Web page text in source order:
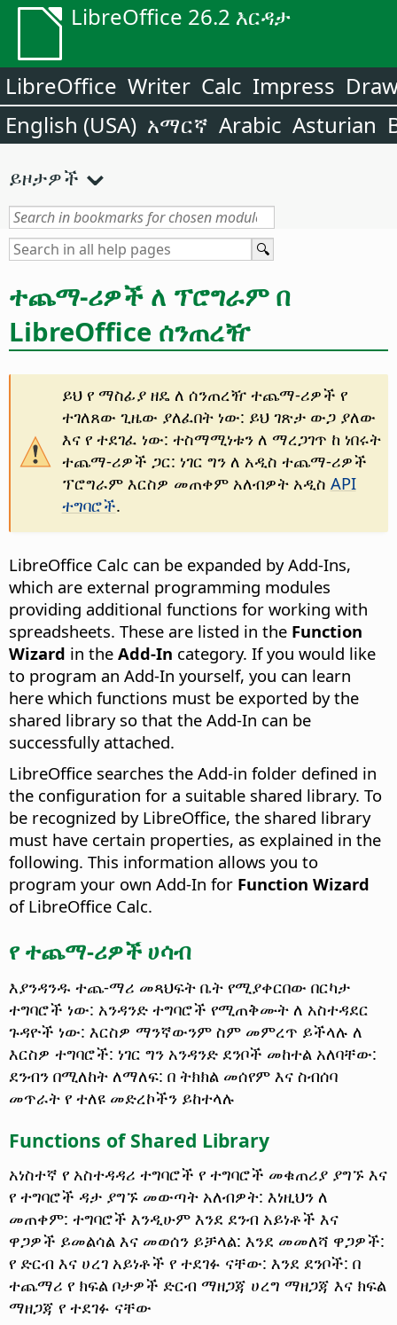
LibreOffice 26.2 እርዳታ
LibreOffice Writer Calc Impress
English (USA) አማርኛ Arabic Asturian
ይዞታዎች
ተጨማ-ሪዎች ለ ፕሮግራም በ
LibreOffice ሰንጠረዥ
ይህ የ ማስፊያ ዘዴ ለ ሰንጠረዥ ተጨማ-ሪዎች የ
ተገለጸው ጊዜው ያለፈበት ነው: ይህ ገጽታ ውጋ ያለው
እና የ ተደገፈ ነው: ተስማሚነቱን ለ ማረጋገጥ ከ ነበሩት
ተጨማ-ሪዎች ጋር: ነገር ግን ለ አዲስ ተጨማ-ሪዎች
ፕሮግራም እርስዎ መጠቀም አለብዎት አዲስ API
ተግባሮች.
LibreOffice Calc can be expanded by Add-Ins,
which are external programming modules
providing additional functions for working with
spreadsheets. These are listed in the Function
Wizard in the Add-In category. If you would like
to program an Add-In yourself, you can learn
here which functions must be exported by the
shared libraryso that the Add-In can be
successfully attached.
LibreOffice searches the Add-in folder defined in
the configuration for a suitable shared library. To
be recognized by LibreOffice, the shared library
must have certain properties, as explained in the
following. This information allows you to
program your own Add-In for Function Wizard
of LibreOffice Calc.
የ ተጨማ-ሪዎች ሀሳብ
እያንዳንዱ ተጨ-ማሪ መጻህፍት ቤት የሚያቀርበው በርካታ
ተግባሮች ነው: አንዳንድ ተግባሮች የሚጠቅሙት ለ አስተዳደር
ጉዳዮች ነው: እርስዎ ማንኛውንም ስም መምረጥ ይችላሉ ለ
እርስዎ ተግባሮች: ነገር ግን አንዳንድ ደንቦች መከተል አለባቸው:
ደንብን በሚለከት ለማለፍ: በ ትክክል መሰየም እና ስብሰባ
መጥራት የ ተለዩ መድረኮችን ይከተላሉ
Functions of Shared Library
አነስተኛ የ አስተዳዳሪ ተግባሮች የ ተግባሮች መቁጠሪያ ያግኙ እና
የ ተግባሮች ዳታ ያግኙ መውጣት አለብዎት: እነዚህን ለ
መጠቀም: ተግባሮች እንዲሁም እንደ ደንብ አይነቶች እና
ዋጋዎች ይመልሳል እና መወሰን ይቻላል: እንደ መመለሻ ዋጋዎች:
የ ድርብ እና ሀረገ አይነቶች የ ተደገፉ ናቸው: እንደ ደንቦች: በ
ተጨማሪ የ ክፍል ቦታዎች ድርብ ማዘጋጃ ሀረግ ማዘጋጃ እና ክፍል
ማዘጋጃ የ ተደገፉ ናቸው